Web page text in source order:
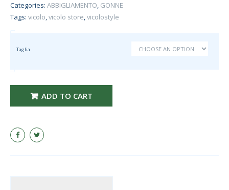
Categories: ABBIGLIAMENTO, GONNE
Tags: vicolo,vicolo store,vicolostyle
Taglia
ADD TO CART